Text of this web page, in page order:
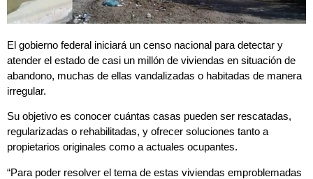
El gobierno federal iniciará un censo nacional para detectar y
atender el estado de casi un millón de viviendas en situación de
abandono, muchas de ellas vandalizadas o habitadas de manera
irregular.
Su objetivo es conocer cuántas casas pueden ser rescatadas,
regularizadas o rehabilitadas, y ofrecer soluciones tanto a
propietarios originales como a actuales ocupantes.
“Para poder resolver el tema de estas viviendas emproblemadas